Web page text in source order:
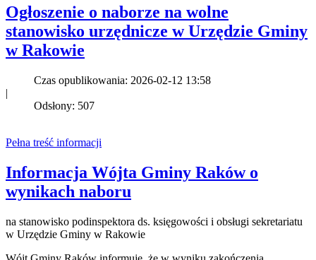
Ogłoszenie o naborze na wolne
stanowisko urzędnicze w Urzędzie Gminy
w Rakowie
Czas opublikowania: 2026-02-12 13:58
|
Odsłony: 507
Pełna treść informacji
Informacja Wójta Gminy Raków o
wynikach naboru
na stanowisko podinspektora ds. księgowości i obsługi sekretariatu
w Urzędzie Gminy w Rakowie